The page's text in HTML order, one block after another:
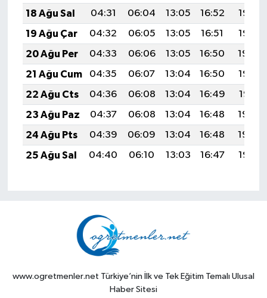
18 Ağu Sal
04:31 06:04 13:05 16:52
19:57
19 Ağu Çar
04:32 06:05 13:05 16:51
19:55
20 Ağu Per
04:33 06:06 13:05 16:50
19:54
21 Ağu Cum
04:35 06:07 13:04 16:50
19:52
22 Ağu Cts
04:36 06:08 13:04 16:49
19:51
23 Ağu Paz
04:37 06:08 13:04 16:48
19:49
24 Ağu Pts
04:39 06:09 13:04 16:48
19:48
25 Ağu Sal
04:40 06:10 13:03 16:47 19:47
www.ogretmenler.net Türkiye’nin İlk ve Tek Eğitim Temalı Ulusal
Haber Sitesi